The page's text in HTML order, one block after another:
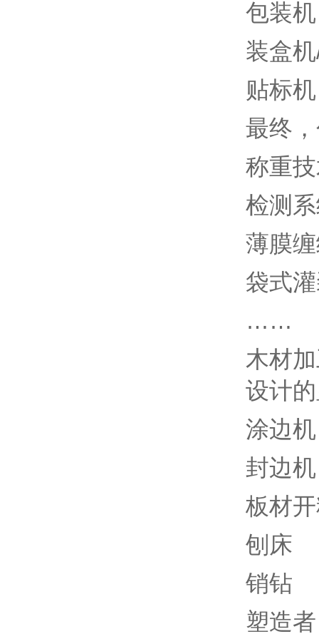
包装机
装盒
贴标机
最终
称重
检测
薄膜
袋式
……
木材
设计
涂边机
封边机
板材
刨床
销钻
塑造者